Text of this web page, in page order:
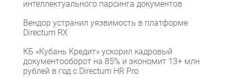
интеллектуального парсинга документов
Вендор устранил уязвимость в платформе
Directum RX
КБ «Кубань Кредит» ускорил кадровый
документооборот на 85% и экономит 13+ млн
рублей в год с Directum HR Pro